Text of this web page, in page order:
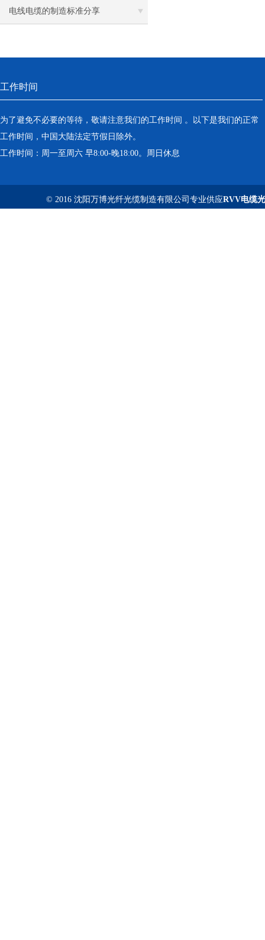
缆
电线电缆的制造标准分享
工作时间
为了避免不必要的等待，敬请注意我们的工作时间 。以下是我们的正常
工作时间，中国大陆法定节假日除外。
工作时间：周一至周六 早8:00-晚18:00。周日休息
© 2016 沈阳万博光纤光缆制造有限公司专业供应RVV电缆